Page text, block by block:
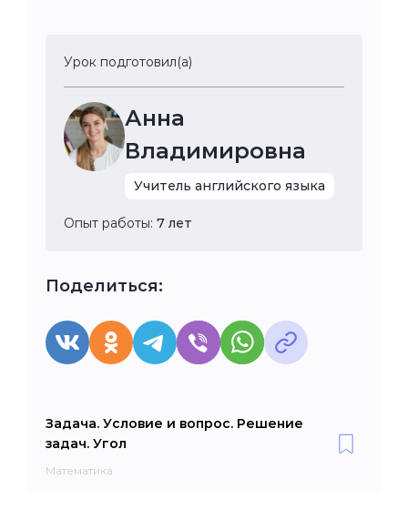
Урок подготовил(а)
Анна
Владимировна
Учитель английского языка
Опыт работы: 7 лет
Поделиться:
Задача. Условие и вопрос. Решение
задач. Угол
Математика